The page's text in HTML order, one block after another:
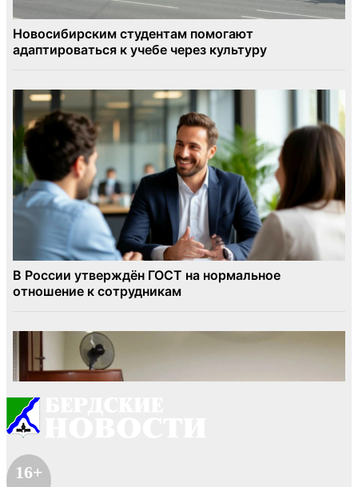
16+